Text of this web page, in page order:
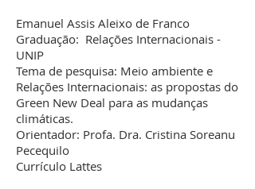
Emanuel Assis Aleixo de Franco
Graduação: Relações Internacionais -
UNIP
Tema de pesquisa: Meio ambiente e
Relações Internacionais: as propostas do
Green New Deal para as mudanças
climáticas.
Orientador: Profa. Dra. Cristina Soreanu
Pecequilo
Currículo Lattes